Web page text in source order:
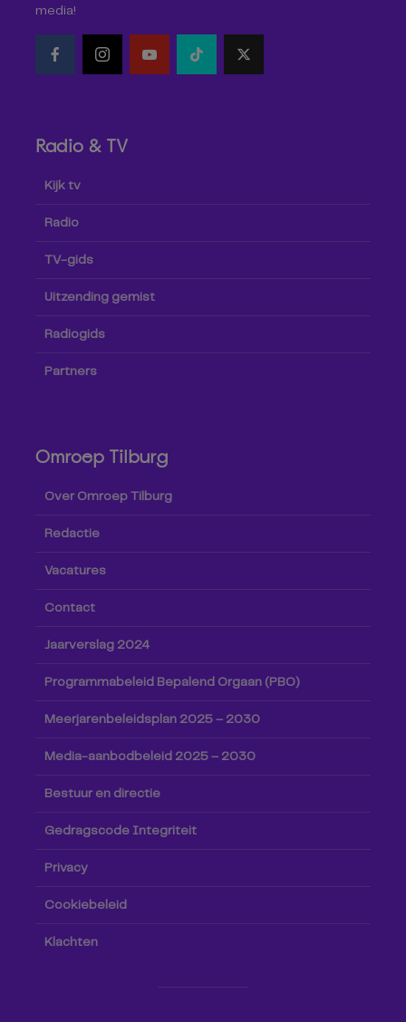
media!
Radio & TV
Kijk tv
Radio
TV-gids
Uitzending gemist
Radiogids
Partners
Omroep Tilburg
Over Omroep Tilburg
Redactie
Vacatures
Contact
Jaarverslag 2024
Programmabeleid Bepalend Orgaan (PBO)
Meerjarenbeleidsplan 2025 – 2030
Media-aanbodbeleid 2025 – 2030
Bestuur en directie
Gedragscode Integriteit
Privacy
Cookiebeleid
Klachten